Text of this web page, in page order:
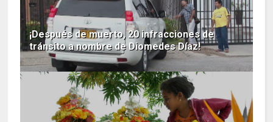
¡Después de muerto, 20 infracciones de
tránsito a nombre de Diomedes Díaz!